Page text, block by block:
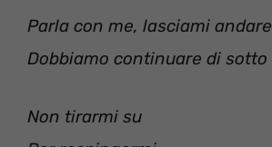
Parla con me, lasciami andare
Dobbiamo continuare di sotto
Non tirarmi su